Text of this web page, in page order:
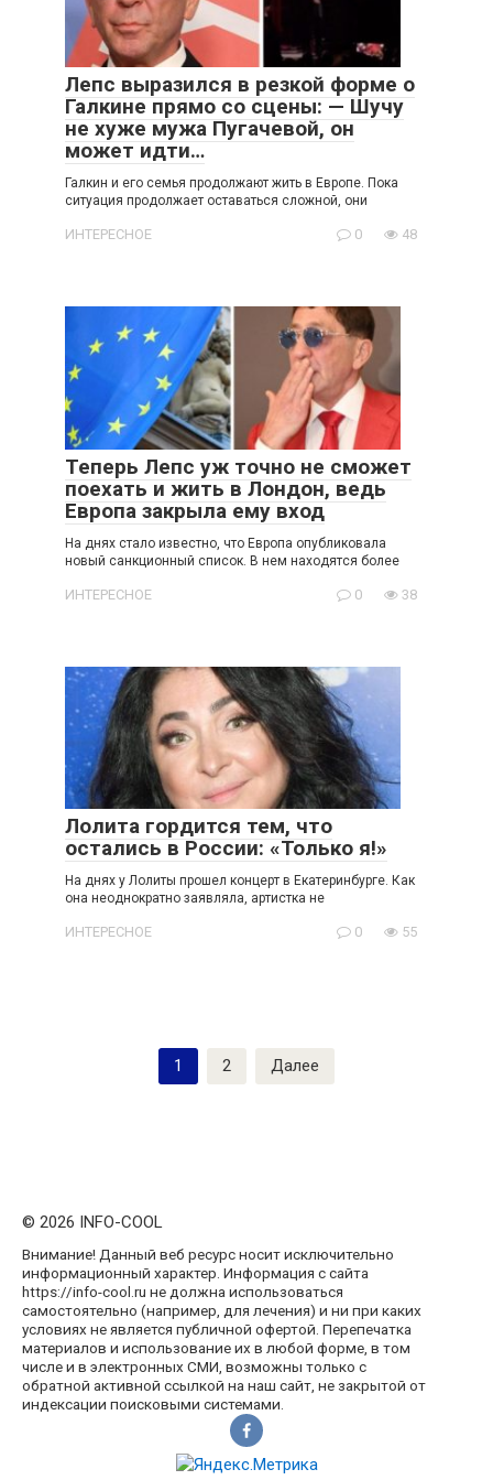
Лепс выразился в резкой форме о
Галкине прямо со сцены: — Шучу
не хуже мужа Пугачевой, он
может идти…
Галкин и его семья продолжают жить в Европе. Пока
ситуация продолжает оставаться сложной, они
ИНТЕРЕСНОЕ 0 48
Теперь Лепс уж точно не сможет
поехать и жить в Лондон, ведь
Европа закрыла ему вход
На днях стало известно, что Европа опубликовала
новый санкционный список. В нем находятся более
ИНТЕРЕСНОЕ 0 38
Лолита гордится тем, что
остались в России: «Только я!»
На днях у Лолиты прошел концерт в Екатеринбурге. Как
она неоднократно заявляла, артистка не
ИНТЕРЕСНОЕ 0 55
1 2 Далее
© 2026 INFO-COOL
Внимание! Данный веб ресурс носит исключительно
информационный характер. Информация с сайта
https://info-cool.ru не должна использоваться
самостоятельно (например, для лечения) и ни при каких
условиях не является публичной офертой. Перепечатка
материалов и использование их в любой форме, в том
числе и в электронных СМИ, возможны только с
обратной активной ссылкой на наш сайт, не закрытой от
индексации поисковыми системами.